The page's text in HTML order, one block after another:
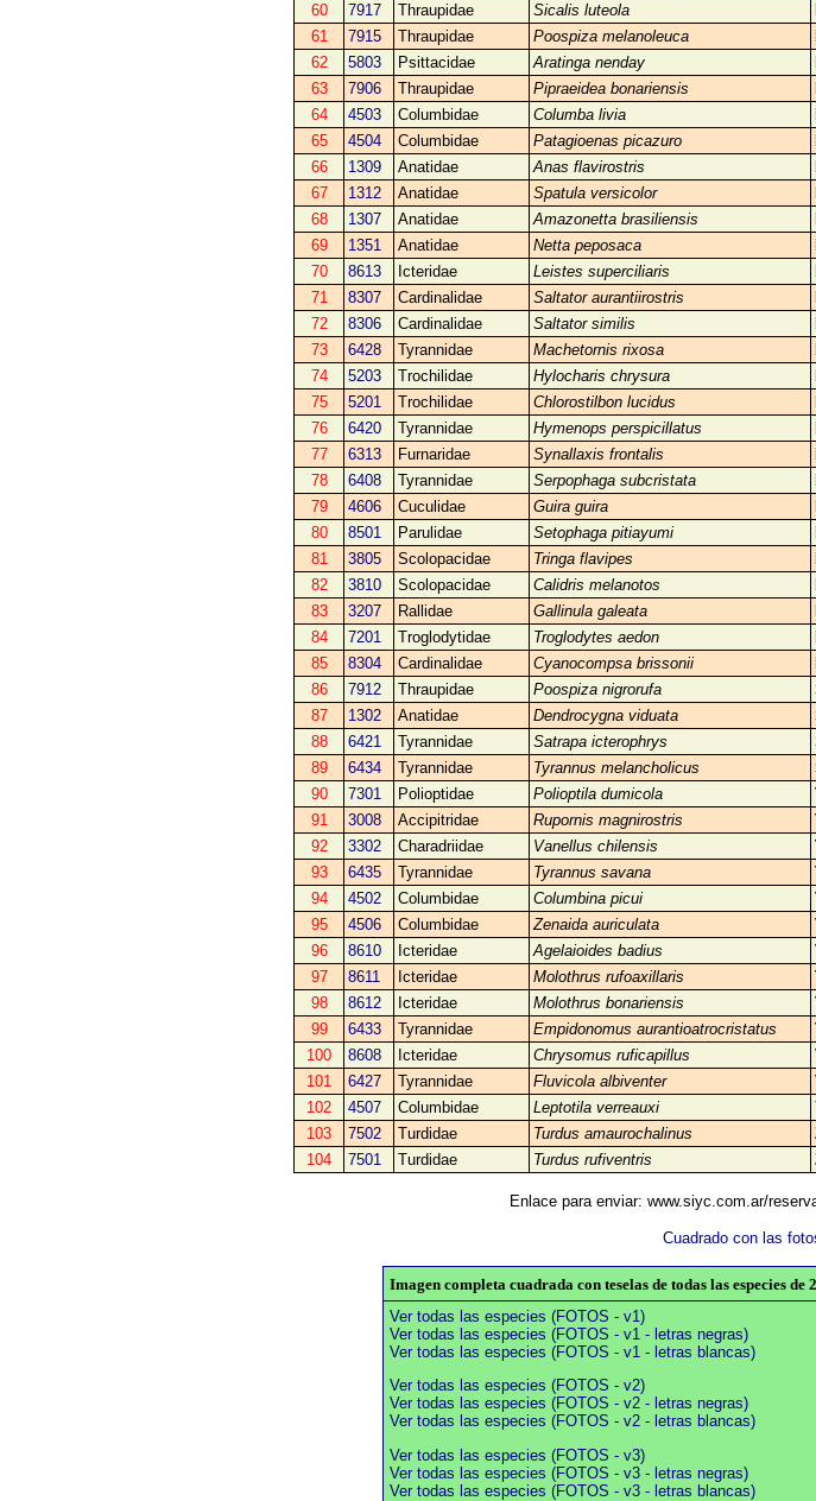
60
7917 Thraupidae Sicalis luteola
61
7915 Thraupidae Poospiza melanoleuca
62
5803 Psittacidae Aratinga nenday
63
7906 Thraupidae Pipraeidea bonariensis
64
4503 Columbidae Columba livia
65
4504 Columbidae Patagioenas picazuro
66
1309 Anatidae Anas flavirostris
67
1312 Anatidae Spatula versicolor
68
1307 Anatidae Amazonetta brasiliensis
69
1351 Anatidae Netta peposaca
70
8613 Icteridae Leistes superciliaris
71
8307 Cardinalidae Saltator aurantiirostris
72
8306 Cardinalidae Saltator similis
73
6428 Tyrannidae Machetornis rixosa
74
5203 Trochilidae Hylocharis chrysura
75
5201 Trochilidae Chlorostilbon lucidus
76
6420 Tyrannidae Hymenops perspicillatus
77
6313 Furnaridae Synallaxis frontalis
78
6408 Tyrannidae Serpophaga subcristata
79
4606 Cuculidae Guira guira
80
8501 Parulidae Setophaga pitiayumi
81
3805 Scolopacidae Tringa flavipes
82
3810 Scolopacidae Calidris melanotos
83
3207 Rallidae Gallinula galeata
84
7201 Troglodytidae Troglodytes aedon
85
8304 Cardinalidae Cyanocompsa brissonii
86
7912 Thraupidae Poospiza nigrorufa
87
1302 Anatidae Dendrocygna viduata
88
6421 Tyrannidae Satrapa icterophrys
89
6434 Tyrannidae Tyrannus melancholicus
90
7301 Polioptidae Polioptila dumicola
91
3008 Accipitridae Rupornis magnirostris
92
3302 Charadriidae Vanellus chilensis
93
6435 Tyrannidae Tyrannus savana
94
4502 Columbidae Columbina picui
95
4506 Columbidae Zenaida auriculata
96
8610 Icteridae Agelaioides badius
97
8611 Icteridae Molothrus rufoaxillaris
98
8612 Icteridae Molothrus bonariensis
99
6433 Tyrannidae Empidonomus aurantioatrocristatus
100
8608 Icteridae Chrysomus ruficapillus
101
6427 Tyrannidae Fluvicola albiventer
102
4507 Columbidae Leptotila verreauxi
103
7502 Turdidae Turdus amaurochalinus
104
7501 Turdidae Turdus rufiventris
Enlace para enviar: www.siyc.com.ar/
Cuadrado con las
Imagen completa cuadrada con teselas de todas las especies
Ver todas las especies (FOTOS - v1)
Ver todas las especies (FOTOS - v1 - letras negras)
Ver todas las especies (FOTOS - v1 - letras blancas)
Ver todas las especies (FOTOS - v2)
Ver todas las especies (FOTOS - v2 - letras negras)
Ver todas las especies (FOTOS - v2 - letras blancas)
Ver todas las especies (FOTOS - v3)
Ver todas las especies (FOTOS - v3 - letras negras)
Ver todas las especies (FOTOS - v3 - letras blancas)